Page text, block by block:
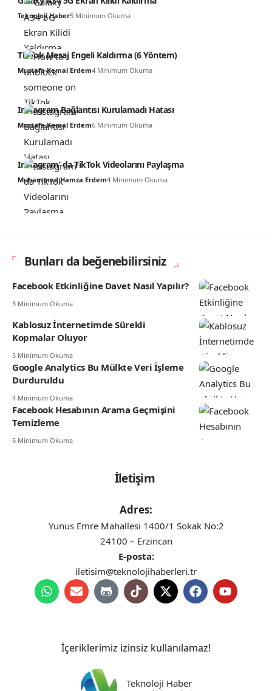
Teknoloji Haber5 Minimum Okuma
TikTok Mesaj Engeli Kaldırma (6 Yöntem)
Mustafa Kemal Erdem4 Minimum Okuma
Instagram Bağlantısı Kurulamadı Hatası
Mustafa Kemal Erdem6 Minimum Okuma
Instagram’ da TikTok Videolarını Paylaşma
Muhammed Hamza Erdem4 Minimum Okuma
Bunları da beğenebilirsiniz
Facebook Etkinliğine Davet Nasıl Yapılır?
3 Minimum Okuma
Kablosuz İnternetimde Sürekli
Kopmalar Oluyor
5 Minimum Okuma
Google Analytics Bu Mülkte Veri İşleme
Durduruldu
4 Minimum Okuma
Facebook Hesabının Arama Geçmişini
Temizleme
5 Minimum Okuma
İletişim
Adres:
Yunus Emre Mahallesi 1400/1 Sokak No:2
24100 – Erzincan
E-posta:
iletisim@teknolojihaberleri.tr
İçeriklerimiz izinsiz kullanılamaz!
Teknoloji Haber